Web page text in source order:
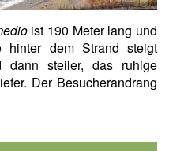
ist 190 Meter lang und
hinter dem Strand steigt
steiler, das ruhige
Der Besucherandrang